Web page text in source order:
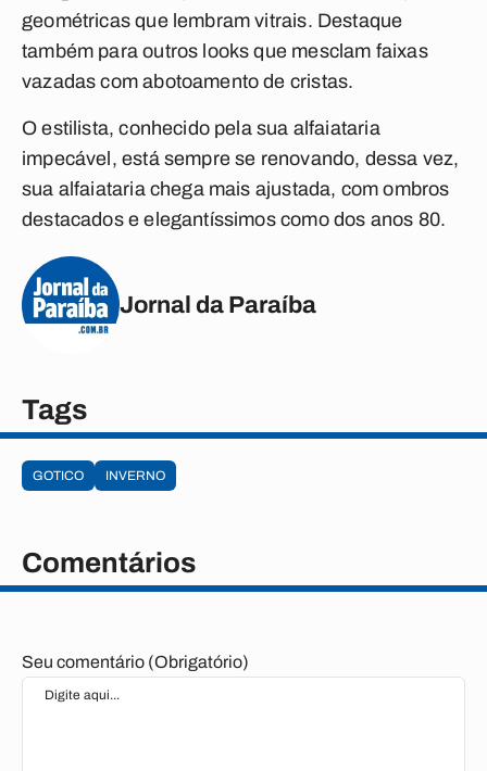
geométricas que lembram vitrais. Destaque
também para outros looks que mesclam faixas
vazadas com abotoamento de cristas.
O estilista, conhecido pela sua alfaiataria
impecável, está sempre se renovando, dessa vez,
sua alfaiataria chega mais ajustada, com ombros
destacados e elegantíssimos como dos anos 80.
Jornal da Paraíba
Tags
GOTICO INVERNO
Comentários
Seu comentário (Obrigatório)